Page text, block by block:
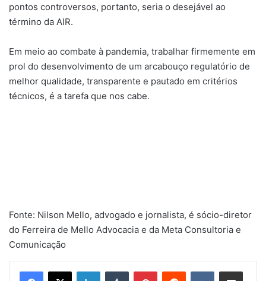
pontos controversos, portanto, seria o desejável ao
término da AIR.
Em meio ao combate à pandemia, trabalhar firmemente em
prol do desenvolvimento de um arcabouço regulatório de
melhor qualidade, transparente e pautado em critérios
técnicos, é a tarefa que nos cabe.
Fonte: Nilson Mello, advogado e jornalista, é sócio-diretor
do Ferreira de Mello Advocacia e da Meta Consultoria e
Comunicação
LinkedinTumblr PinterestReddit VK Compartilhar via e-mail